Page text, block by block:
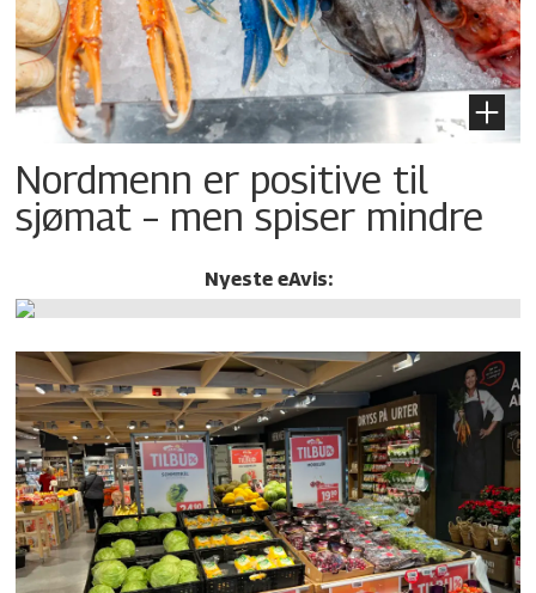
Nordmenn er positive til
sjømat – men spiser mindre
Nyeste eAvis: